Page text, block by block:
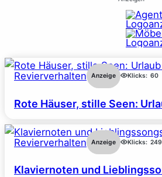
Revierverhalten Anzeige Klicks: 60
Rote Häuser, stille Seen:
Revierverhalten Anzeige Klicks:
Klaviernoten und